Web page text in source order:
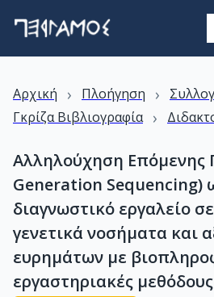
Αρχική › Πλοήγηση ›
Γκρίζα Βιβλιογραφία ›
Αλληλούχηση Επόμενης
Generation Sequencing)
διαγνωστικό εργαλείο
γενετικά νοσήματα και
ευρημάτων με
εργαστηριακές μεθόδους